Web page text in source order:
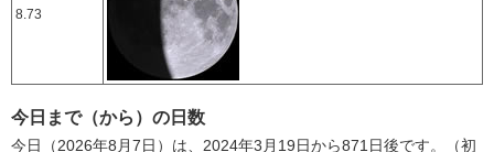
8.73
今日まで（から）の日数
今日（2026年8月7日）は、2024年3月19日から871日後です。（初